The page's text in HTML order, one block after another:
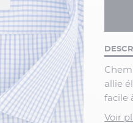
Chemise à carreaux bleus et blancs pour homme grand, une pièce intemporelle qui
allie
facile
Voir